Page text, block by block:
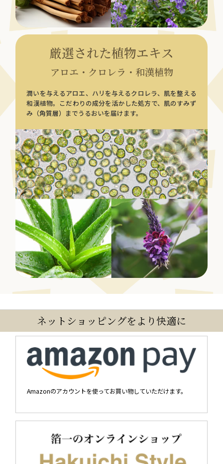
厳選された植物エキス
アロエ・クロレラ・和漢植物
潤いを与えるアロエ、ハリを与えるクロレラ、肌を整える
和漢植物。こだわりの成分を活かした処方で、肌のすみず
み（角質層）までうるおいを届けます。
ネットショッピングをより快適に
Amazonのアカウントを使ってお買い物していただけます。